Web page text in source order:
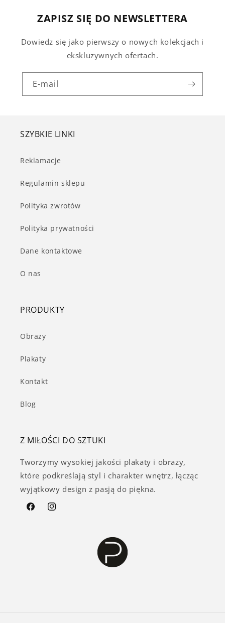
ZAPISZ SIĘ DO NEWSLETTERA
Dowiedz się jako pierwszy o nowych kolekcjach i
ekskluzywnych ofertach.
E-mail
SZYBKIE LINKI
Reklamacje
Regulamin sklepu
Polityka zwrotów
Polityka prywatności
Dane kontaktowe
O nas
PRODUKTY
Obrazy
Plakaty
Kontakt
Blog
Z MIŁOŚCI DO SZTUKI
Tworzymy wysokiej jakości plakaty i obrazy,
które podkreślają styl i charakter wnętrz, łącząc
wyjątkowy design z pasją do piękna.
FacebookInstagram